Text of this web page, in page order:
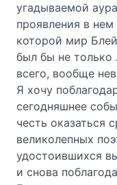
угадываемой
проявления в
которой мир
был бы не только
всего, вообще
Я хочу
сегодняшнее
честь оказаться
великолепных
удостоившихся
и снова